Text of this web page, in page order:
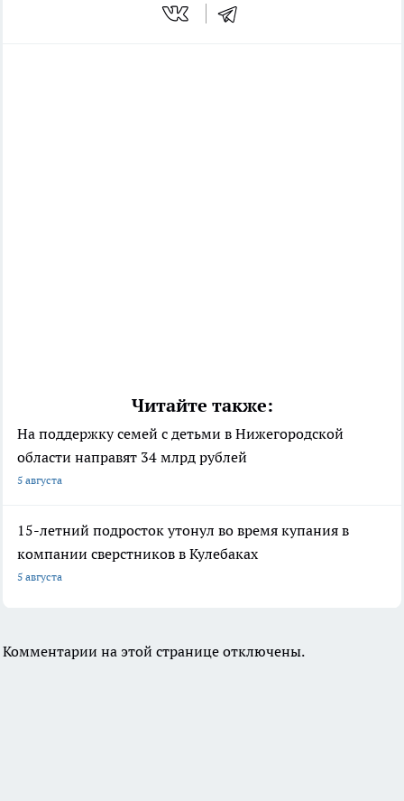
Читайте также:
На поддержку семей с детьми в Нижегородской
области направят 34 млрд рублей
5 августа
15-летний подросток утонул во время купания в
компании сверстников в Кулебаках
5 августа
Комментарии на этой странице отключены.